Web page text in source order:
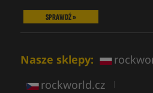
SPRAWDŹ »
Nasze sklepy:
rockworld.cz |